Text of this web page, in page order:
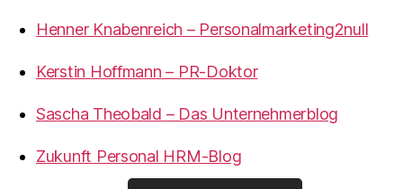
Henner Knabenreich – Personalmarketing2null
Kerstin Hoffmann – PR-Doktor
Sascha Theobald – Das Unternehmerblog
Zukunft Personal HRM-Blog